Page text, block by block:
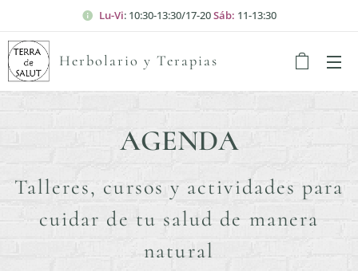
Lu-Vi: 10:30-13:30/17-20Sáb: 11-13:30
Herbolario y Terapias
AGENDA
Talleres, cursos y actividades para
cuidar de tu salud de manera
natural